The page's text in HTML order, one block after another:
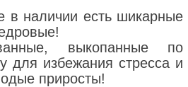
в наличии есть шикарные
выкопанные по
для избежания стресса и
приросты!